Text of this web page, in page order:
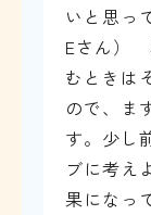
いと思っ
Eさん）
むときは
ので、ま
す。少し
ブに考え
果になっ